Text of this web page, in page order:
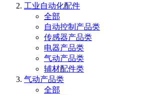
工业自动化配件
全部
自动控制产品类
传感器产品类
电器产品类
气动产品类
辅材配件类
气动产品类
全部